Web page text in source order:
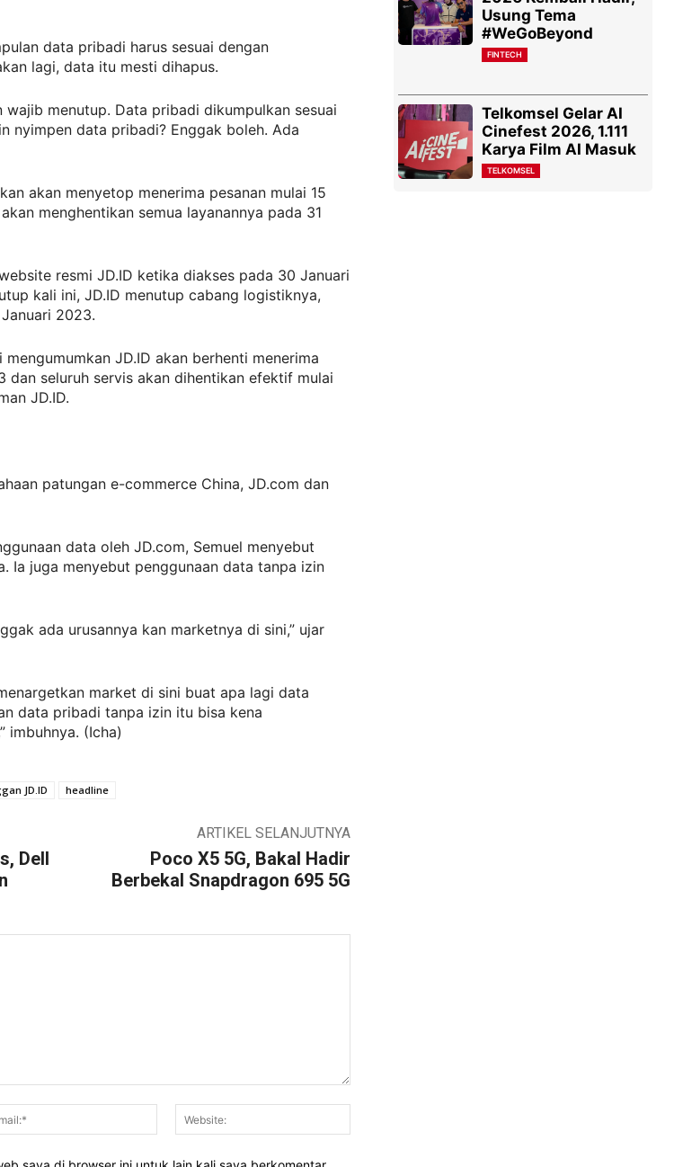
data pribadi harus sesuai dengan
lagi, data itu mesti dihapus.
wajib menutup. Data pribadi dikumpulkan sesuai
nyimpen data pribadi? Enggak boleh. Ada
akan menyetop menerima pesanan mulai 15
menghentikan semua layanannya pada 31
resmi JD.ID ketika diakses pada 30 Januari
kali ini, JD.ID menutup cabang logistiknya,
2023.
JD.ID akan berhenti menerima
dan seluruh servis akan dihentikan efektif mulai
JD.ID.
patungan e-commerce China, JD.com dan
data oleh JD.com, Semuel menyebut
Ia juga menyebut penggunaan data tanpa izin
ada urusannya kan marketnya di sini,” ujar
market di sini buat apa lagi data
data pribadi tanpa izin itu bisa kena
imbuhnya. (Icha)
JD.ID headline
Dell
ARTIKEL SELANJUTNYA
Poco X5 5G, Bakal Hadir
Berbekal Snapdragon 695 5G
Email:*
Usung Tema
#WeGoBeyond
FINTECH
Telkomsel Gelar AI
Cinefest 2026, 1.111
Karya Film AI Masuk
TELKOMSEL